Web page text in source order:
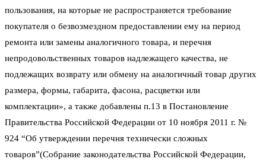
пользования, на которые не распространяется требование
покупателя о безвозмездном предоставлении ему на период
ремонта или замены аналогичного товара, и перечня
непродовольственных товаров надлежащего качества, не
подлежащих возврату или обмену на аналогичный товар других
размера, формы, габарита, фасона, расцветки или
комплектации», а также добавлены п.13 в Постановление
Правительства Российской Федерации от 10 ноября 2011 г. №
924 “Об утверждении перечня технически сложных
товаров”(Собрание законодательства Российской Федерации,